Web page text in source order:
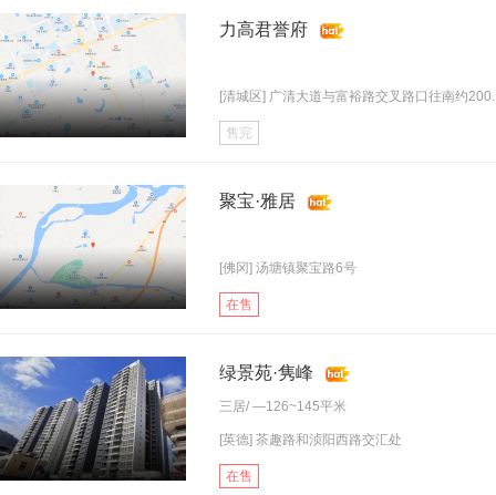
力高君誉府
[清城区] 广清大道与富裕路交叉路口往南约
售完
聚宝·雅居
[佛冈] 汤塘镇聚宝路6号
在售
绿景苑·隽峰
三居/ —126~145平米
[英德] 茶趣路和浈阳西路交汇处
在售